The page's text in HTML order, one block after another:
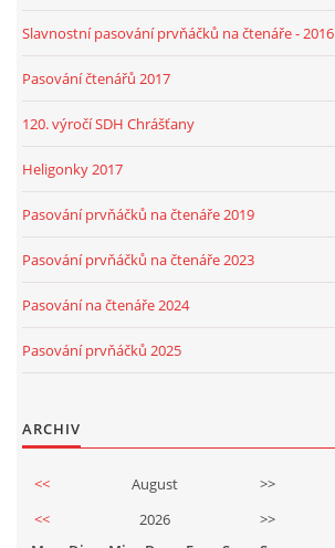
Slavnostní pasování prvňáčků na čtenáře - 2016
Pasování čtenářů 2017
120. výročí SDH Chrášťany
Heligonky 2017
Pasování prvňáčků na čtenáře 2019
Pasování prvňáčků na čtenáře 2023
Pasování na čtenáře 2024
Pasování prvňáčků 2025
ARCHIV
<< August
>>
<<
2026
>>